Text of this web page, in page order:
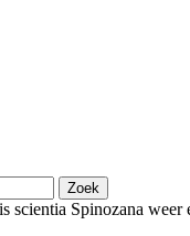
scientia Spinozana weer